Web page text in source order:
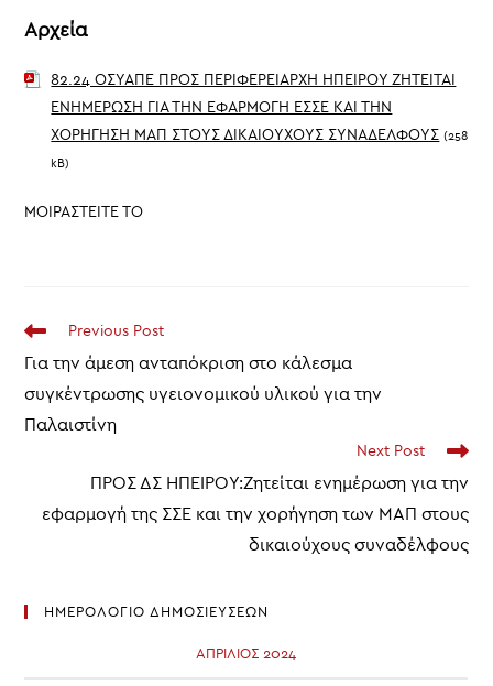
Αρχεία
82.24 ΟΣΥΑΠΕ ΠΡΟΣ ΠΕΡΙΦΕΡΕΙΑΡΧΗ ΗΠΕΙΡΟΥ ΖΗΤΕΙΤΑΙ
ΕΝΗΜΕΡΩΣΗ ΓΙΑ ΤΗΝ ΕΦΑΡΜΟΓΗ ΕΣΣΕ ΚΑΙ ΤΗΝ
ΧΟΡΗΓΗΣΗ ΜΑΠ ΣΤΟΥΣ ΔΙΚΑΙΟΥΧΟΥΣ ΣΥΝΑΔΕΛΦΟΥΣ (258
kB)
ΜΟΙΡΑΣΤΕΙΤΕ ΤΟ
Read
articles
Previous Post
Για την άμεση ανταπόκριση στο κάλεσμα
συγκέντρωσης υγειονομικού υλικού για την
Παλαιστίνη
Next Post
ΠΡΟΣ ΔΣ ΗΠΕΙΡΟΥ:Ζητείται ενημέρωση για την
εφαρμογή της ΣΣΕ και την χορήγηση των ΜΑΠ στους
δικαιούχους συναδέλφους
ΗΜΕΡΟΛΟΓΙΟ ΔΗΜΟΣΙΕΥΣΕΩΝ
ΑΠΡΊΛΙΟΣ 2024